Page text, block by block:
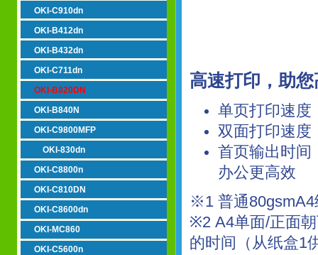
OKI-C910dn
OKI-B412dn
OKI-B432dn
OKI-C711dn
OKI-B820DN
OKI-B840N
OKI-C9800MFP
OKI-830dn
OKI-C8800n
OKI-C810DN
OKI-C8600dn
OKI-MC860
OKI-C5600n
高速打印，助
单页打印速
双面打印速度
首页输出时
办公更高效
※1 普通80gsmA4
※2 A4单面/正面
的时间（从纸盒1